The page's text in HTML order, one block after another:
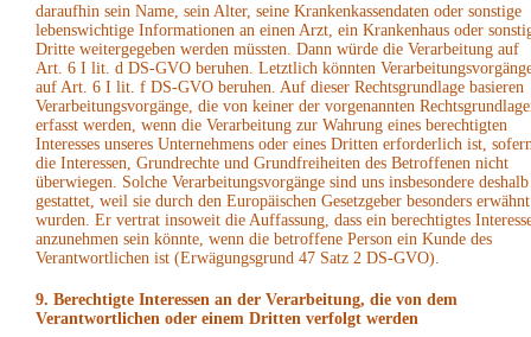
daraufhin sein Name, sein Alter, seine Krankenkassendaten oder sonstige
lebenswichtige Informationen an einen Arzt, ein Krankenhaus oder
Dritte weitergegeben werden müssten. Dann würde die Verarbeitung auf
Art. 6 I lit. d DS-GVO beruhen. Letztlich könnten
auf Art. 6 I lit. f DS-GVO beruhen. Auf dieser Rechtsgrundlage basieren
Verarbeitungsvorgänge, die von keiner der vorgenannten
erfasst werden, wenn die Verarbeitung zur Wahrung eines berechtigten
Interesses unseres Unternehmens oder eines Dritten erforderlich ist,
die Interessen, Grundrechte und Grundfreiheiten des Betroffenen nicht
überwiegen. Solche Verarbeitungsvorgänge sind uns insbesondere deshalb
gestattet, weil sie durch den Europäischen Gesetzgeber besonders erwähnt
wurden. Er vertrat insoweit die Auffassung, dass ein berechtigtes
anzunehmen sein könnte, wenn die betroffene Person ein Kunde des
Verantwortlichen ist (Erwägungsgrund 47 Satz 2 DS-GVO).
9. Berechtigte Interessen an der Verarbeitung, die von dem
Verantwortlichen oder einem Dritten verfolgt werden